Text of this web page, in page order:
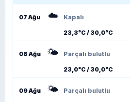
07 Ağu ☁️ Kapalı
23,3°C / 30,0°C
08 Ağu 🌤️ Parçalı bulutlu
23,0°C / 30,0°C
09 Ağu 🌤️ Parçalı bulutlu